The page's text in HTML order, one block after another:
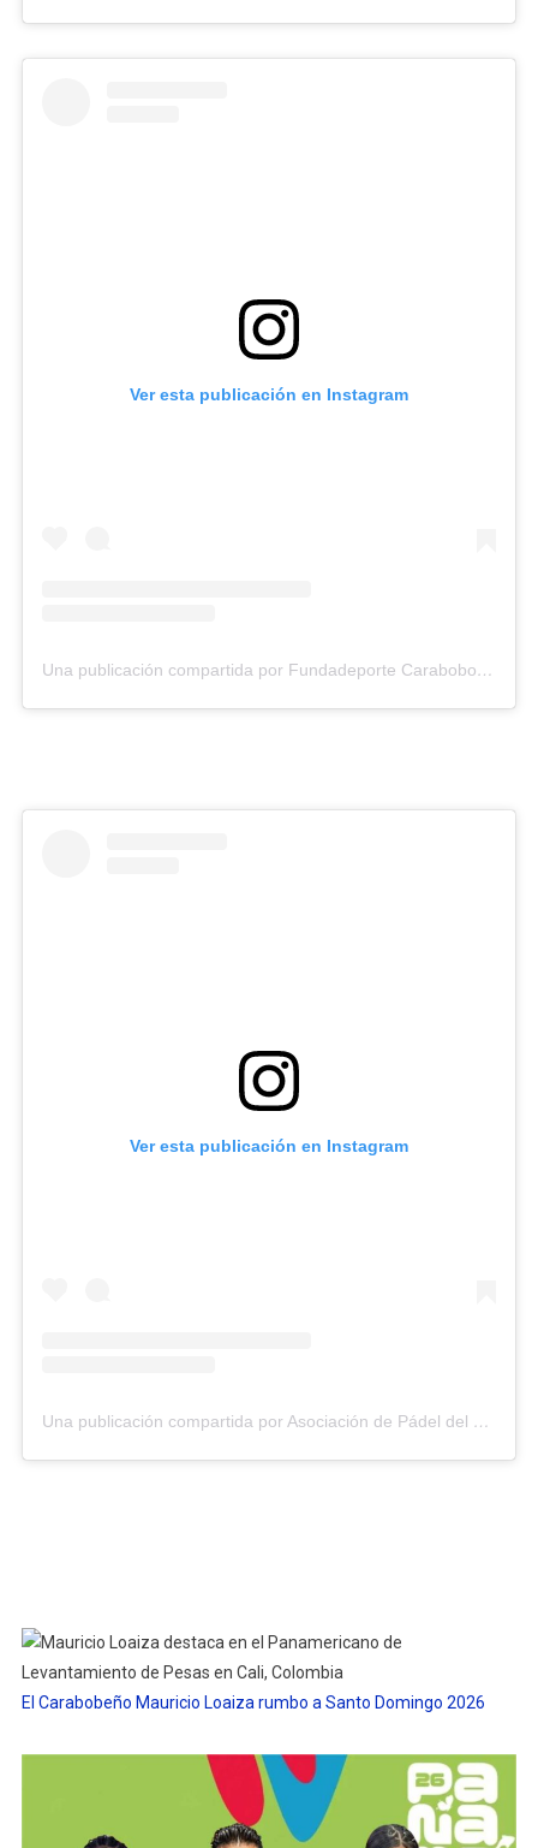
Ver esta publicación en Instagram
Una publicación compartida por Fundadeporte Carabobo (@fundadeporte)
Ver esta publicación en Instagram
Una publicación compartida por Asociación de Pádel del Estado Carabobo (@asopadelcarabobo)
El Carabobeño Mauricio Loaiza rumbo a Santo Domingo 2026